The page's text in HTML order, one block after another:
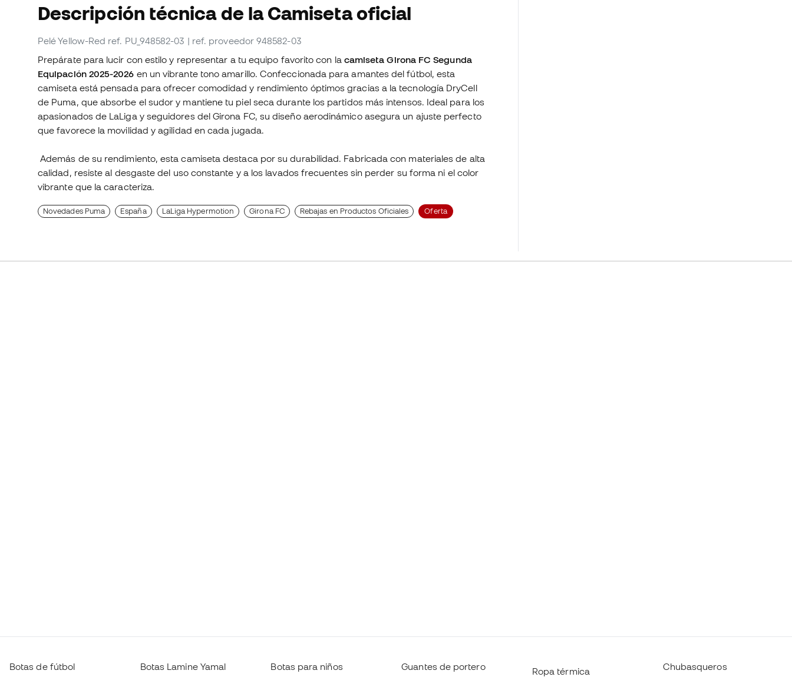
Descripción técnica de la Camiseta oficial
Pelé Yellow-Red ref. PU_948582-03 | ref. proveedor 948582-03
Prepárate para lucir con estilo y representar a tu equipo favorito con la camiseta Girona FC Segunda
Equipación 2025-2026 en un vibrante tono amarillo. Confeccionada para amantes del fútbol, esta
camiseta está pensada para ofrecer comodidad y rendimiento óptimos gracias a la tecnología DryCell
de Puma, que absorbe el sudor y mantiene tu piel seca durante los partidos más intensos. Ideal para los
apasionados de LaLiga y seguidores del Girona FC, su diseño aerodinámico asegura un ajuste perfecto
que favorece la movilidad y agilidad en cada jugada.
Además de su rendimiento, esta camiseta destaca por su durabilidad. Fabricada con materiales de alta
calidad, resiste al desgaste del uso constante y a los lavados frecuentes sin perder su forma ni el color
vibrante que la caracteriza.
Novedades Puma España LaLiga Hypermotion Girona FC Rebajas en Productos Oficiales Oferta
Botas de fútbol
Botas Lamine Yamal
Botas para niños
Guantes de portero
Ropa térmica
Chubasqueros